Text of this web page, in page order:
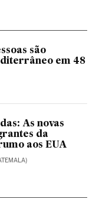
são
em 48
As novas
da
aos EUA